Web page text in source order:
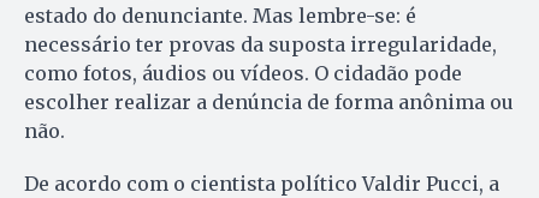
estado do denunciante. Mas lembre-se: é
necessário ter provas da suposta irregularidade,
como fotos, áudios ou vídeos. O cidadão pode
escolher realizar a denúncia de forma anônima ou
não.
De acordo com o cientista político Valdir Pucci, a